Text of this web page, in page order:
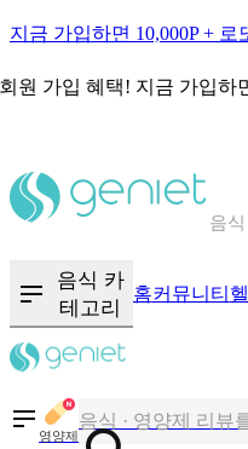
지금 가입하면 10,000P + 로
원 가입 혜택! 지금 가입하
혈
음식 카
테고리
홈커뮤니티
영양제
칼로리와 영양성
혈당 · 다이어트 음